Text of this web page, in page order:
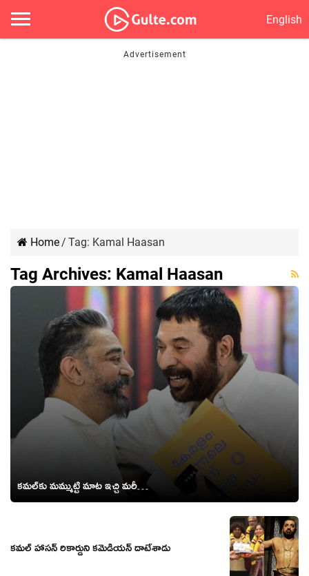
English
Home/ Tag: Kamal Haasan
Tag Archives: Kamal Haasan
కమల్‌‌కు మమ్ముట్టి మాట ఇచ్చి మరీ…
కమల్ హాసన్ రికార్డుని కమెడియన్ దాటేశాడు